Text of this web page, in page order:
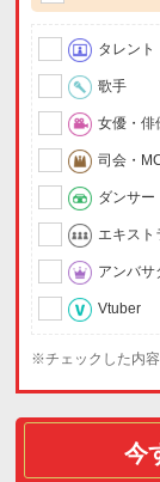
タレント
歌手
女優・俳
司会・
ダンサー
エキスト
アンバサ
Vtuber
※チェックした内容
今